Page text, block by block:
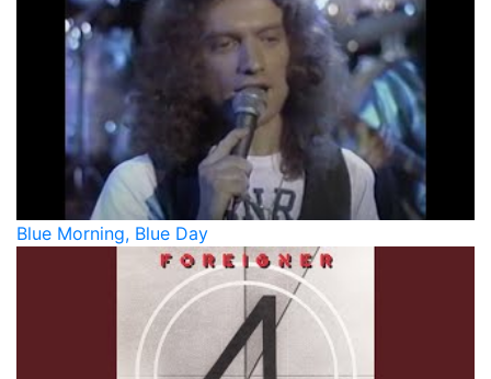
Blue Morning, Blue Day